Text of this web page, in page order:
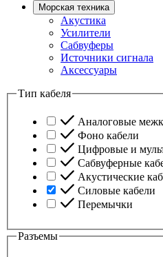
Морская техника
Акустика
Усилители
Сабвуферы
Источники сигнала
Аксессуары
Тип кабеля
Аналоговые
Фоно кабели
Цифровые и
Сабвуферные
Акустические
Силовые кабели
Перемычки
Разъемы